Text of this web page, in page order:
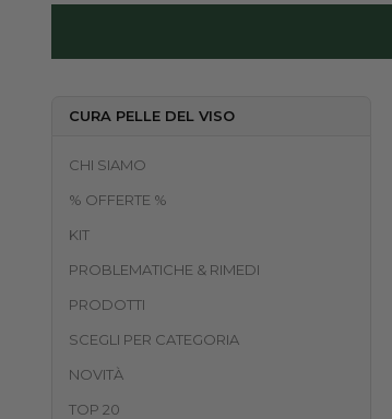
CURA PELLE DEL VISO
CHI SIAMO
% OFFERTE %
KIT
PROBLEMATICHE & RIMEDI
PRODOTTI
SCEGLI PER CATEGORIA
NOVITÀ
TOP 20